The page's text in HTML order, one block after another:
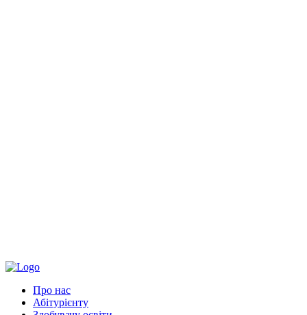
Про нас
Абітурієнту